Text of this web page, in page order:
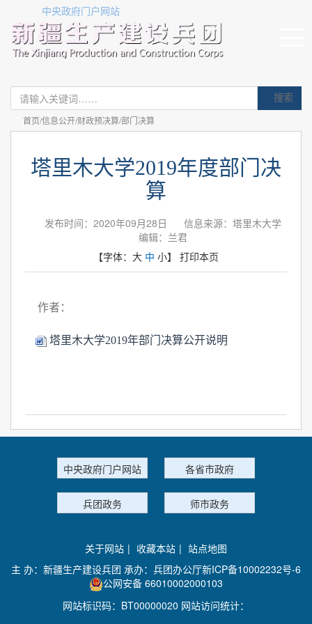
中央政府门户网站
搜索
首页/信息公开/财政预决算/部门决算
塔里木大学2019年度部门决
算
发布时间：2020年09月28日
信息来源：塔里木大学
编辑：兰君
【字体： 大 中 小】 打印本页
作者：
塔里木大学2019年部门决算公开说明
中央政府门户网站 各省市政府
兵团政务 师市政务
关于网站 | 收藏本站 | 站点地图
主 办：新疆生产建设兵团 承办：兵团办公厅新ICP备10002232号-6
公网安备 66010002000103
网站标识码：BT00000020 网站访问统计：